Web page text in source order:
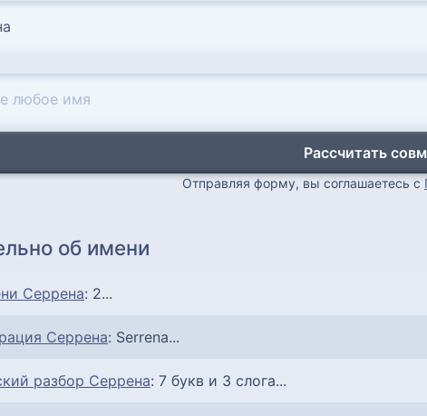
Рассчитать
Отправляя форму, вы соглашаетесь с
об имени
Серрена: 2...
Серрена: Serrena...
разбор Серрена: 7 букв и 3 слога...